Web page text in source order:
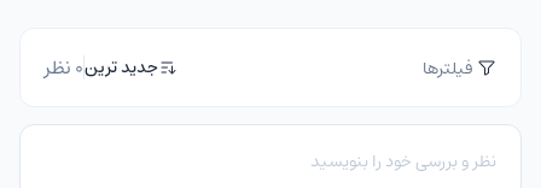
فیلترها جدید ترین0 نظر